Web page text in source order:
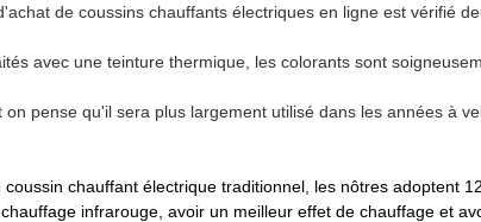
de coussins chauffants électriques en ligne est vérifié
avec une teinture thermique, les colorants sont
pense qu'il sera plus largement utilisé dans les années à
chauffant électrique traditionnel, les nôtres adoptent
infrarouge, avoir un meilleur effet de chauffage et